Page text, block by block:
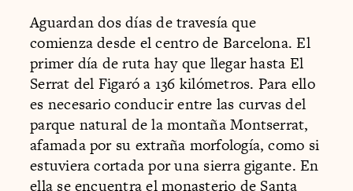
Aguardan dos días de travesía que
comienza desde el centro de Barcelona. El
primer día de ruta hay que llegar hasta El
Serrat del Figaró a 136 kilómetros. Para ello
es necesario conducir entre las curvas del
parque natural de la montaña Montserrat,
afamada por su extraña morfología, como si
estuviera cortada por una sierra gigante. En
ella se encuentra el monasterio de Santa